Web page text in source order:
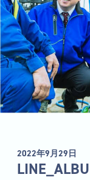
2022年9月29日